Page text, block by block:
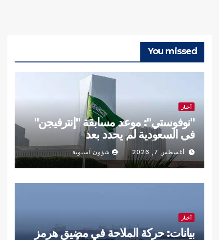
You missed
أخبار
"نوفوستي": موعد مسابقة "إنترفيجن"
في السعودية لم يحدد بعد
أغسطس 7, 2026 شؤون آسيوية
أخبار
بيانات: حركة الملاحة في مضيق هرمز